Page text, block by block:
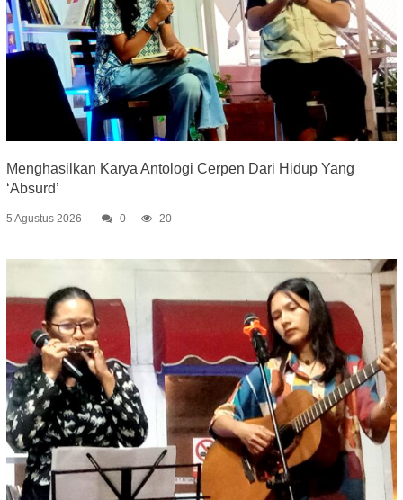
Menghasilkan Karya Antologi Cerpen Dari Hidup Yang
‘Absurd’
5 Agustus 2026 0 20